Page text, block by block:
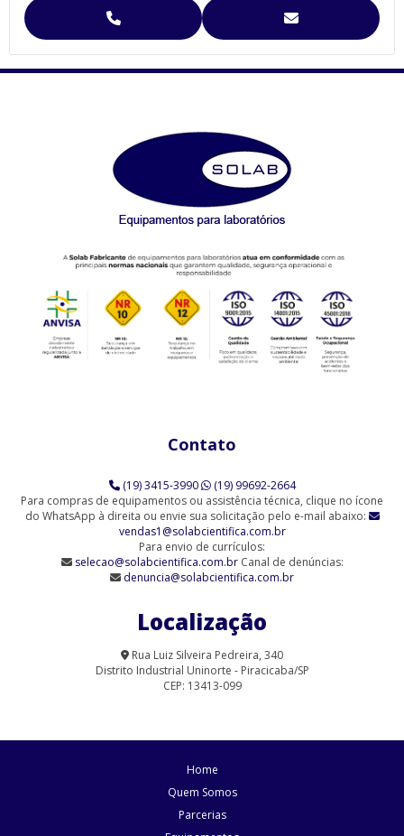
Agitador para Separação de Agregados de Solo Yoder
Agitador Proveta - 120 Provas - Análise de Solo (SL-99/120)
Agitador Proveta - 6 Provas - Análise de Solo (SL-99/6)
AGITADORES MAGNÉTICOS
(SL-92/H)
Agitador Magnético Analógico com Aquecimento (SL-91/A)
Agitador Magnético Analógico com Aquecimento 10 Provas (SL-
91/10)
Agitador Magnético Analógico com Aquecimento 6 Provas (SL-
Agitador Magnético Analógico sem Aquecimento (SL-90)
Agitador Magnético Analógico sem Aquecimento - 6 Provas (SL-
Agitador Magnético com Aquecimento para Laboratório | Solab
Agitador Magnético Digital com Aquecimento e Sensor Externo
Contato
(19) 3415-3990
(19) 99692-2664
Para compras de equipamentos ou assistência técnica, clique no ícone
do WhatsApp à direita ou envie sua solicitação pelo e-mail abaixo:
vendas1@solabcientifica.com.br
Para envio de currículos:
selecao@solabcientifica.com.br Canal de denúncias:
denuncia@solabcientifica.com.br
Localização
Rua Luiz Silveira Pedreira, 340
Distrito Industrial Uninorte - Piracicaba/SP
CEP: 13413-099
Home
Quem Somos
Parcerias